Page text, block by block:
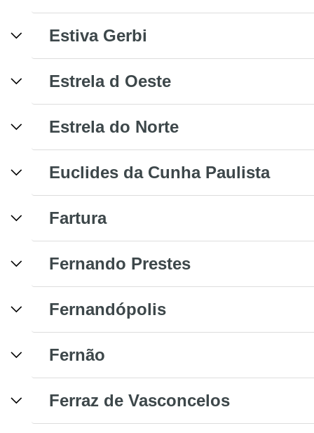
Estiva Gerbi
Estrela d Oeste
Estrela do Norte
Euclides da Cunha Paulista
Fartura
Fernando Prestes
Fernandópolis
Fernão
Ferraz de Vasconcelos